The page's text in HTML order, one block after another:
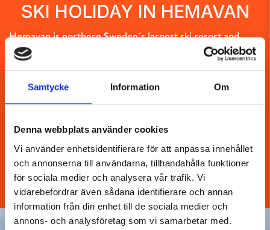
Samtycke Information Om
Denna webbplats använder cookies
Vi använder enhetsidentifierare för att anpassa innehållet
och annonserna till användarna, tillhandahålla funktioner
för sociala medier och analysera vår trafik. Vi
vidarebefordrar även sådana identifierare och annan
information från din enhet till de sociala medier och
annons- och analysföretag som vi samarbetar med.
SKI HOLIDAY IN HEMAVAN
Hemavan is northern Sweden´s largest ski resort and
offers outstanding skiing for both families and friends in
kids areas, 2 snowparks and a Skicross Arena. In Hemavan